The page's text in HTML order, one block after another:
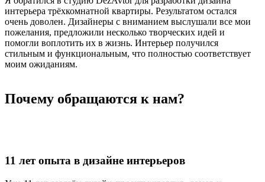
интерьера трёхкомнатной квартиры. Результатом остался
очень доволен. Дизайнеры с вниманием выслушали все мои
пожелания, предложили несколько творческих идей и
помогли воплотить их в жизнь. Интерьер получился
стильным и функциональным, что полностью соответствует
моим ожиданиям.
Почему обращаются к нам?
11 лет опыта в дизайне интерьеров